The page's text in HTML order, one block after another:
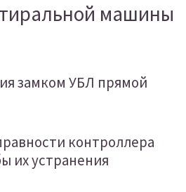
машины
замком УБЛ прямой
контроллера
их устранения